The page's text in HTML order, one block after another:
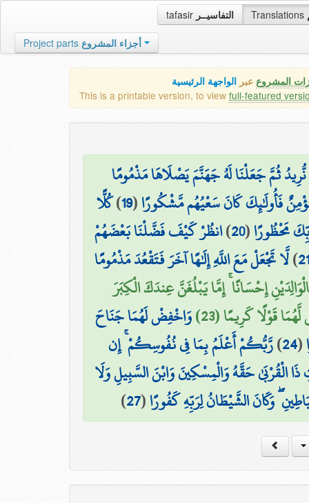
tafasir التفاسيــر Translations
Project parts أجزاء المشروع
المشروع عبر الواجهة الرئيسية
This is a printable version, to view full-featured
ثُمَّ جَعَلْنَا لَهُ جَهَنَّمَ يَصْلَاهَا مَذْمُومًا
فَأُولَٰئِكَ كَانَ سَعْيُهُم مَّشْكُورًا(
19
)كُلًّا
مَحْظُورًا(
20
)انظُرْ كَيْفَ فَضَّلْنَا بَعْضَهُمْ
21
)لَّا تَجْعَلْ مَعَ اللَّهِ إِلَٰهًا آخَرَ فَتَقْعُدَ مَذْمُومًا
إِحْسَانًا ۚ إِمَّا يَبْلُغَنَّ عِندَكَ الْكِبَرَ
قَوْلًا كَرِيمًا (23)
وَاخْفِضْ لَهُمَا جَنَاحَ
(
24
)رَّبُّكُمْ أَعْلَمُ بِمَا فِي نُفُوسِكُمْ ۚ إِن
الْقُرْبَىٰ حَقَّهُ وَالْمِسْكِينَ وَابْنَ السَّبِيلِ وَلَا
وَكَانَ الشَّيْطَانُ لِرَبِّهِ كَفُورًا(
27
)